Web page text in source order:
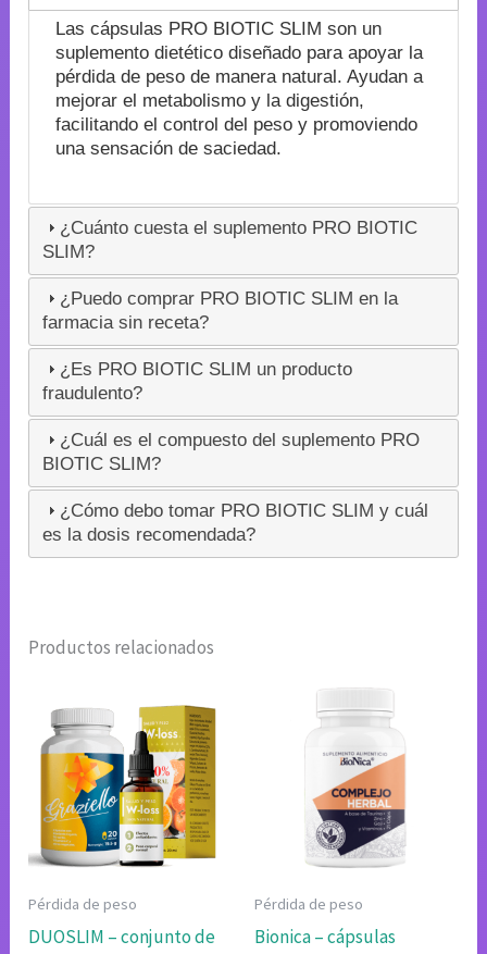
Las cápsulas PRO BIOTIC SLIM son un
suplemento dietético diseñado para apoyar la
pérdida de peso de manera natural. Ayudan a
mejorar el metabolismo y la digestión,
facilitando el control del peso y promoviendo
una sensación de saciedad.
¿Cuánto cuesta el suplemento PRO BIOTIC
SLIM?
¿Puedo comprar PRO BIOTIC SLIM en la
farmacia sin receta?
¿Es PRO BIOTIC SLIM un producto
fraudulento?
¿Cuál es el compuesto del suplemento PRO
BIOTIC SLIM?
¿Cómo debo tomar PRO BIOTIC SLIM y cuál
es la dosis recomendada?
Productos relacionados
Pérdida de peso
DUOSLIM – conjunto de
Pérdida de peso
Bionica – cápsulas